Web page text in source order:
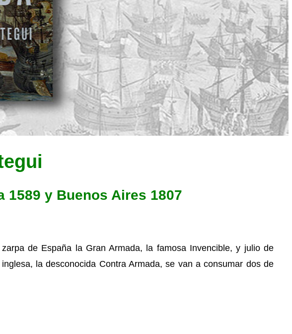
y Buenos Aires 1807
de España la Gran Armada, la famosa Invencible, y julio de
la desconocida Contra Armada, se van a consumar dos de